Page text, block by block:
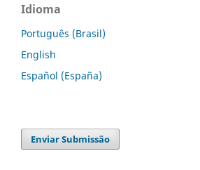
Idioma
Português (Brasil)
English
Español (España)
Enviar Submissão